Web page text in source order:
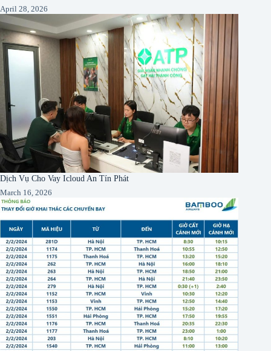
April 28, 2026
Dịch Vụ Cho Vay Icloud An Tín Phát
March 16, 2026